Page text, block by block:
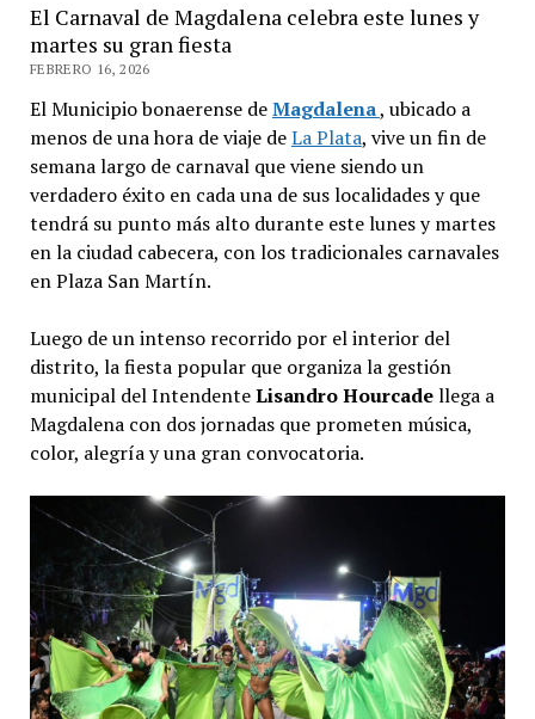
El Carnaval de Magdalena celebra este lunes y
martes su gran fiesta
FEBRERO 16, 2026
El Municipio bonaerense deMagdalena, ubicado a
menos de una hora de viaje deLa Plata, vive un fin de
semana largo de carnaval que viene siendo un
verdadero éxito en cada una de sus localidades y que
tendrá su punto más alto durante este lunes y martes
en la ciudad cabecera, con los tradicionales carnavales
en Plaza San Martín.
Luego de un intenso recorrido por el interior del
distrito, la fiesta popular que organiza la gestión
municipal del IntendenteLisandro Hourcadellega a
Magdalena con dos jornadas que prometen música,
color, alegría y una gran convocatoria.